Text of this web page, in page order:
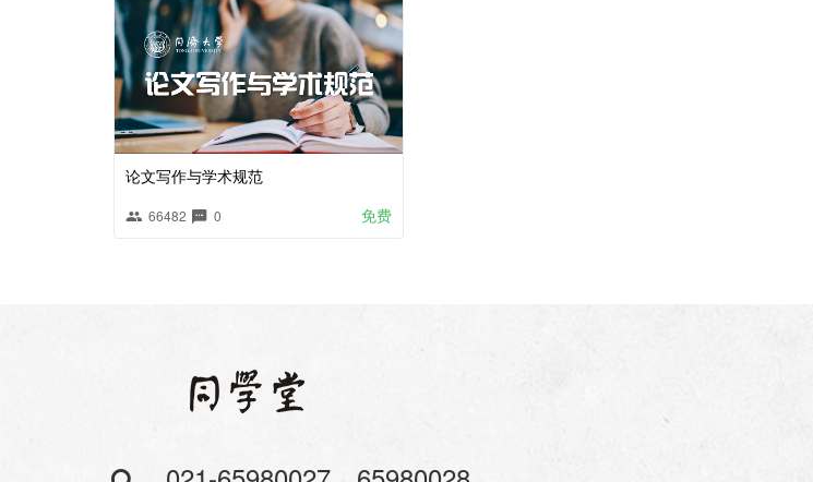
论文写作与学术规范
66482 0 免费